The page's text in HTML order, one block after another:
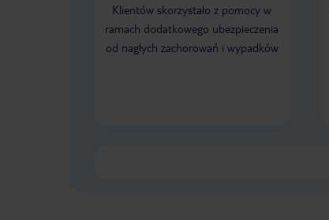
Klientów skorzystało z pomocy w
ramach dodatkowego ubezpieczenia
od nagłych zachorowań i wypadków